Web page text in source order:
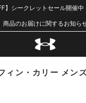
】シークレットセール開催中
商品のお届けに関するお知ら
ィン・カリー メン